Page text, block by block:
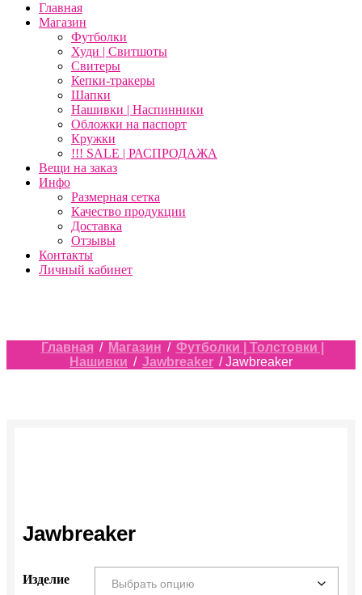
Главная
Магазин
Футболки
Худи | Свитшоты
Свитеры
Кепки-тракеры
Шапки
Нашивки | Наспинники
Обложки на паспорт
Кружки
!!! SALE | РАСПРОДАЖА
Вещи на заказ
Инфо
Размерная сетка
Качество продукции
Доставка
Отзывы
Контакты
Личный кабинет
Главная / Магазин / Футболки | Толстовки |
Нашивки / Jawbreaker / Jawbreaker
Jawbreaker
Изделие